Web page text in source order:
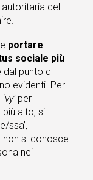
del
portare
sociale più
dal punto di
evidenti. Per
vy’per
alto, si
ssa’,
non si conosce
nei